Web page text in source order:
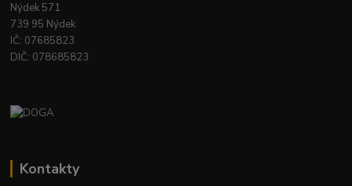
Nýdek 571
739 95 Nýdek
IČ: 07685823
DIČ: 078685823
Kontakty